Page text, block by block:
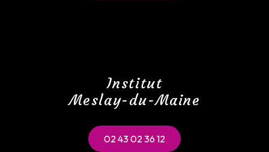
Institut
Meslay-du-Maine
02 43 02 36 12